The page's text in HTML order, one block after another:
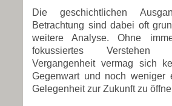
Die geschichtlichen
Betrachtung sind dabei oft
weitere Analyse. Ohne
fokussiertes
Vergangenheit vermag sich
Gegenwart und noch weniger
Gelegenheit zur Zukunft zu